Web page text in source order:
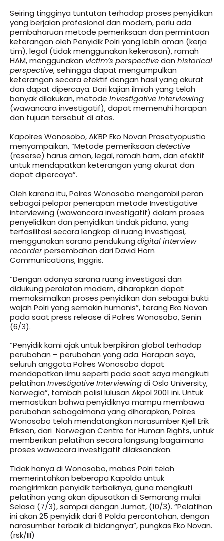
Seiring tingginya tuntutan terhadap proses penyidikan
yang berjalan profesional dan modern, perlu ada
pembaharuan metode pemeriksaan dan permintaan
keterangan oleh Penyidik Polri yang lebih aman (kerja
tim), legal (tidak menggunakan kekerasan), ramah
HAM, menggunakan victim’s perspectivedan historical
perspective, sehingga dapat mengumpulkan
keterangan secara efektif dengan hasil yang akurat
dan dapat dipercaya. Dari kajian ilmiah yang telah
banyak dilakukan, metode Investigative interviewing
(wawancara investigatif), dapat memenuhi harapan
dan tujuan tersebut di atas.
Kapolres Wonosobo, AKBP Eko Novan Prasetyopustio
menyampaikan, “Metode pemeriksaan detective
(reserse) harus aman, legal, ramah ham, dan efektif
untuk mendapatkan keterangan yang akurat dan
dapat dipercaya”.
Oleh karena itu, Polres Wonosobo mengambil peran
sebagai pelopor penerapan metode Investigative
interviewing (wawancara investigatif) dalam proses
penyelidikan dan penyidikan tindak pidana, yang
terfasilitasi secara lengkap di ruang investigasi,
menggunakan sarana pendukung digital interview
recorderpersembahan dari David Horn
Communications, Inggris.
“Dengan adanya sarana ruang investigasi dan
didukung peralatan modern, diharapkan dapat
memaksimalkan proses penyidikan dan sebagai bukti
wajah Polri yang semakin humanis”, terang Eko Novan
pada saat press release di Polres Wonosobo, Senin
(6/3).
“Penyidik kami ajak untuk berpikiran global terhadap
perubahan – perubahan yang ada. Harapan saya,
seluruh anggota Polres Wonosobo dapat
mendapatkan ilmu seperti pada saat saya mengikuti
pelatihan Investigative Interviewingdi Oslo University,
Norwegia”, tambah polisi lulusan Akpol 2001 ini. Untuk
memastikan bahwa penyidiknya mampu membawa
perubahan sebagaimana yang diharapkan, Polres
Wonosobo telah mendatangkan narasumber Kjell Erik
Eriksen, dari Norwegian Centre for Human Rights, untuk
memberikan pelatihan secara langsung bagaimana
proses wawacara investigatif dilaksanakan.
Tidak hanya di Wonosobo, mabes Polri telah
memerintahkan beberapa Kapolda untuk
mengirimkan penyidik terbaiknya, guna mengikuti
pelatihan yang akan dipusatkan di Semarang mulai
Selasa (7/3), sampai dengan Jumat, (10/3). “Pelatihan
ini akan 25 penyidik dari 6 Polda percontohan, dengan
narasumber terbaik di bidangnya”, pungkas Eko Novan.
(rsk/III)